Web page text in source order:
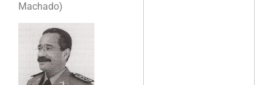
Machado)